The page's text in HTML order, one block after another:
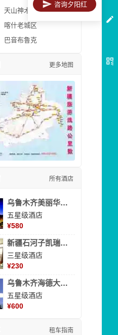
天山神木园
喀什老城区
巴音布鲁克
更多地图
所有酒店
乌鲁木齐美丽华大酒
五星级酒店
¥580
新疆石河子凯瑞酒店
三星级酒店
¥230
乌鲁木齐海德大酒店
五星级酒店
¥600
租车指南
咨询夕阳红